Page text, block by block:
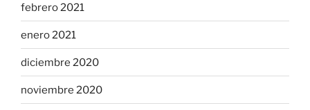
febrero 2021
enero 2021
diciembre 2020
noviembre 2020